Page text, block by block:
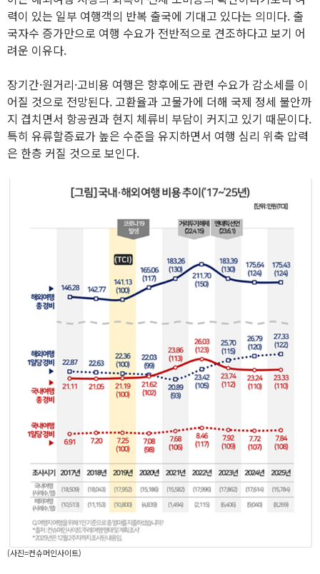
력이 있는 일부 여행객의 반복 출국에 기대고 있다는 의미다. 출
국자수 증가만으로 여행 수요가 전반적으로 견조하다고 보기 어
려운 이유다.
장기간·원거리·고비용 여행은 향후에도 관련 수요가 감소세를 이
어질 것으로 전망된다. 고환율과 고물가에 더해 국제 정세 불안까
지 겹치면서 항공권과 현지 체류비 부담이 커지고 있기 때문이다.
특히 유류할증료가 높은 수준을 유지하면서 여행 심리 위축 압력
은 한층 커질 것으로 보인다.
(사진=컨슈머인사이트)